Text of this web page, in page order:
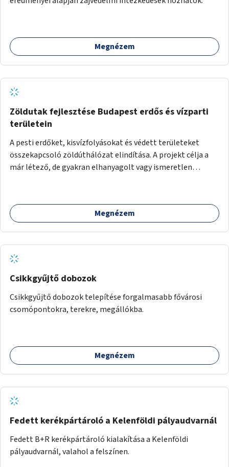
Megnézem
Zöldutak fejlesztése Budapest erdős és vízparti
területein
A pesti erdőket, kisvízfolyásokat és védett területeket
összekapcsoló zöldúthálózat elindítása. A projekt célja a
már létező, de gyakran elhanyagolt vagy ismeretlen
szűkületek javításával, néhány ponton pedig helyszíni
beavatkozással (pl. táblák kihelyezése, hulladékgyűjtők,
zöldutakon való közlekedést.
Megnézem
Csikkgyűjtő dobozok
Csikkgyűjtő dobozok telepítése forgalmasabb fővárosi
csomópontokra, terekre, megállókba.
Megnézem
Fedett kerékpártároló a Kelenföldi pályaudvarnál
Fedett B+R kerékpártároló kialakítása a Kelenföldi
pályaudvarnál, valahol a felszínen.